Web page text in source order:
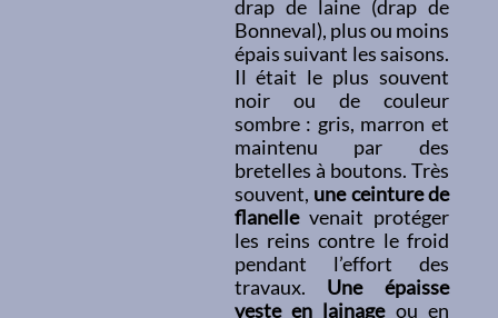
drap de laine (drap de
Bonneval), plus ou moins
épais suivant les saisons.
Il était le plus souvent
noir ou de couleur
sombre : gris, marron et
maintenu par des
bretelles à boutons. Très
souvent, une ceinture de
flanellevenait protéger
les reins contre le froid
pendant l’effort des
travaux. Une épaisse
veste en lainageou en